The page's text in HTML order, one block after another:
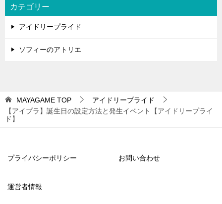
カテゴリー
アイドリープライド
ソフィーのアトリエ
MAYAGAME TOP
アイドリープライド
【アイプラ】誕生日の設定方法と発生イベント【アイドリープライ
ド】
プライバシーポリシー お問い合わせ
運営者情報